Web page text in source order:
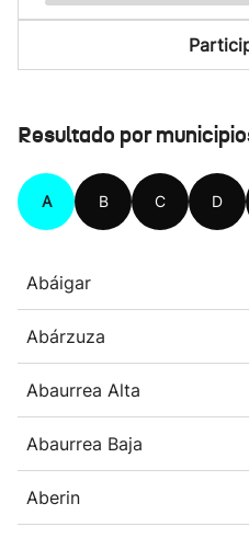
Resultado por
A B C D
Abáigar
Abárzuza
Abaurrea Alta
Abaurrea Baja
Aberin